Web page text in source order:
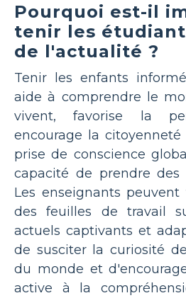
Pourquoi est-il
tenir les
de l'actualité ?
Tenir les enfants
aide à comprendre le
vivent, favorise la
encourage la
prise de conscience
capacité de prendre des
Les enseignants
des feuilles de travail
actuels captivants et
de susciter la curiosité
du monde et
active à la